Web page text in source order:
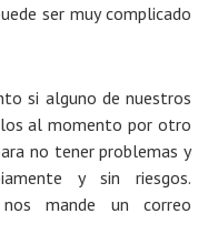
ser muy complicado
si alguno de nuestros
al momento por otro
no tener problemas y
y sin riesgos.
mande un correo